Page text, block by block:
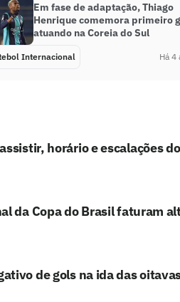
Em fase de adaptação, Thiago
Henrique comemora primeiro
atuando na Coreia do Sul
Internacional Há 4
horário e escalações
da Copa do Brasil faturam
de gols na ida das